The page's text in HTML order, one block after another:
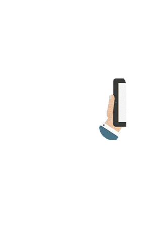
Matemáticas Básicas y
Elementales